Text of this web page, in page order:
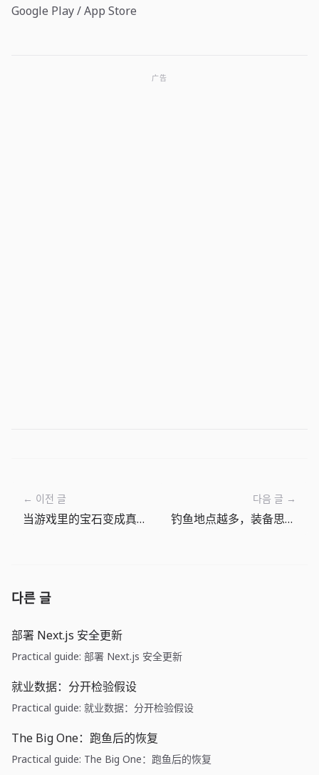
Google Play/App Store
广告
← 이전 글
当游戏里的宝石变成真正的支付
다음 글 →
钓鱼地点越多，装备思路也会跟着改变
다른 글
部署 Next.js 安全更新
Practical guide: 部署 Next.js 安全更新
就业数据：分开检验假设
Practical guide: 就业数据：分开检验假设
The Big One：跑鱼后的恢复
Practical guide: The Big One：跑鱼后的恢复